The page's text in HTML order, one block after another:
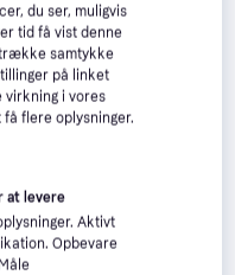
du ser, muligvis
tid få vist denne
samtykke
på linket
virkning i vores
flere oplysninger.
at levere
Aktivt
Opbevare